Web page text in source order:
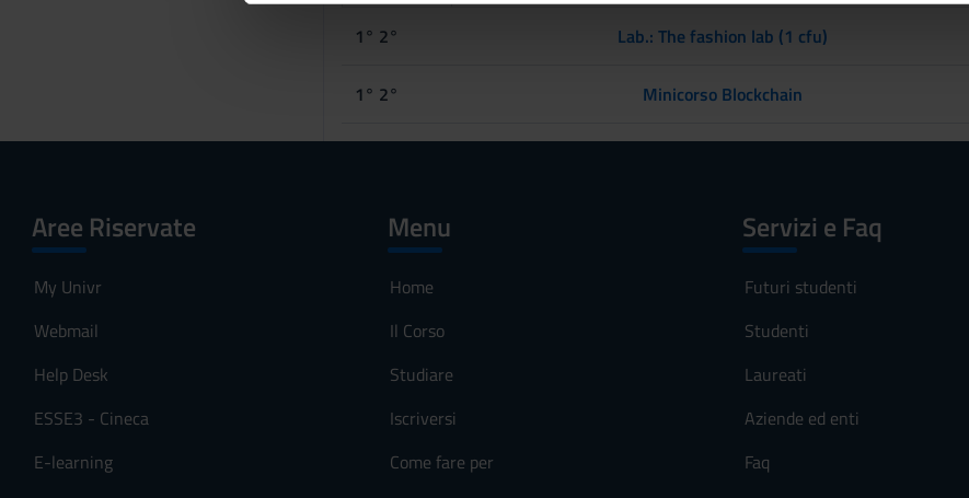
che hanno raccolto dal tuo utilizzo dei loro servizi.
1° 2° Lab.: The fashion lab (1 cfu)
1° 2° Minicorso Blockchain
Aree Riservate
My Univr
Webmail
Help Desk
ESSE3 - Cineca
E-learning
Menu
Home
Il Corso
Studiare
Iscriversi
Come fare per
Servizi e Faq
Futuri studenti
Studenti
Laureati
Aziende ed enti
Faq